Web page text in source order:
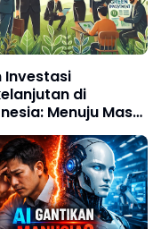
Investasi
di
Menuju Masa
yang Ramah